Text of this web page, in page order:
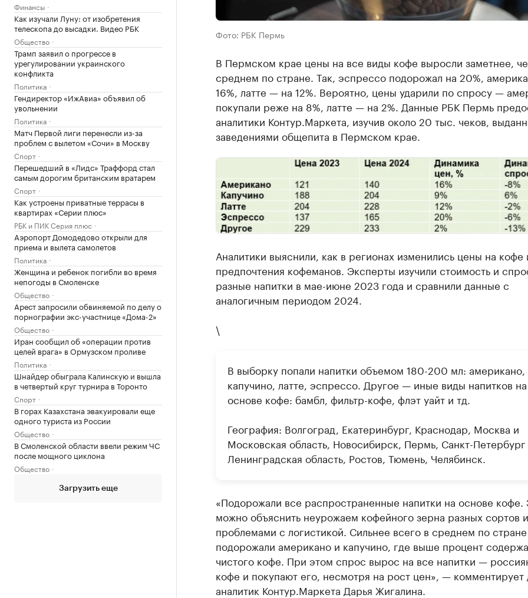
Финансы
Как изучали Луну: от изобретения
телескопа до высадки. Видео РБК
Общество
Трамп заявил о прогрессе в
урегулировании украинского
конфликта
Политика
Гендиректор «ИжАвиа» объявил об
увольнении
Политика
Матч Первой лиги перенесли из-за
проблем с вылетом «Сочи» в Москву
Спорт
Перешедший в «Лидс» Траффорд стал
самым дорогим британским вратарем
Спорт
Как устроены приватные террасы в
квартирах «Серии плюс»
РБК и ПИК Серия плюс
Аэропорт Домодедово открыли для
приема и вылета самолетов
Политика
Женщина и ребенок погибли во время
непогоды в Смоленске
Общество
Арест запросили обвиняемой по делу о
порнографии экс-участнице «Дома-2»
Общество
Иран сообщил об «операции против
целей врага» в Ормузском проливе
Политика
Шнайдер обыграла Калинскую и вышла
в четвертый круг турнира в Торонто
Спорт
В горах Казахстана эвакуировали еще
одного туриста из России
Общество
В Смоленской области ввели режим ЧС
после мощного циклона
Общество
Загрузить еще
Фото: РБК Пермь
В Пермском крае цены на все виды кофе выросли заметнее,
среднем по стране. Так, эспрессо подорожал на 20%,
16%, латте — на 12%. Вероятно, цены ударили по спросу —
покупали реже на 8%, латте — на 2%. Данные РБК Пермь
аналитики Контур.Маркета, изучив около 20 тыс. чеков,
заведениями общепита в Пермском крае.
Аналитики выяснили, как в регионах изменились цены на кофе
предпочтения кофеманов. Эксперты изучили стоимость и
разные напитки в мае-июне 2023 года и сравнили данные с
аналогичным периодом 2024.
\
В выборку попали напитки объемом 180-200 мл: американо,
капучино, латте, эспрессо. Другое — иные виды напитков на
основе кофе: бамбл, фильтр-кофе, флэт уайт и тд.
География: Волгоград, Екатеринбург, Краснодар, Москва и
Московская область, Новосибирск, Пермь, Санкт-Петербург
Ленинградская область, Ростов, Тюмень, Челябинск.
«Подорожали все распространенные напитки на основе кофе.
можно объяснить неурожаем кофейного зерна разных сортов и
проблемами с логистикой. Сильнее всего в среднем по стране
подорожали американо и капучино, где выше процент
чистого кофе. При этом спрос вырос на все напитки —
кофе и покупают его, несмотря на рост цен», — комментирует
аналитик Контур.Маркета Дарья Жигалина.